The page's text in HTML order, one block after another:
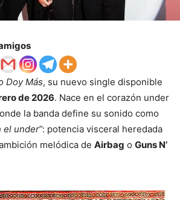
Doy Más, su nuevo single disponible
de 2026. Nace en el corazón under
la banda define su sonido como
el under”: potencia visceral heredada
melódica de Airbag o Guns N’